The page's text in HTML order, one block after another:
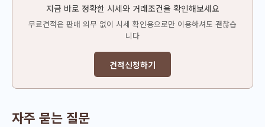
지금 바로 정확한 시세와 거래조건을 확인해보세요
무료견적은 판매 의무 없이 시세 확인용으로만 이용하셔도 괜찮습
니다
견적신청하기
자주 묻는 질문